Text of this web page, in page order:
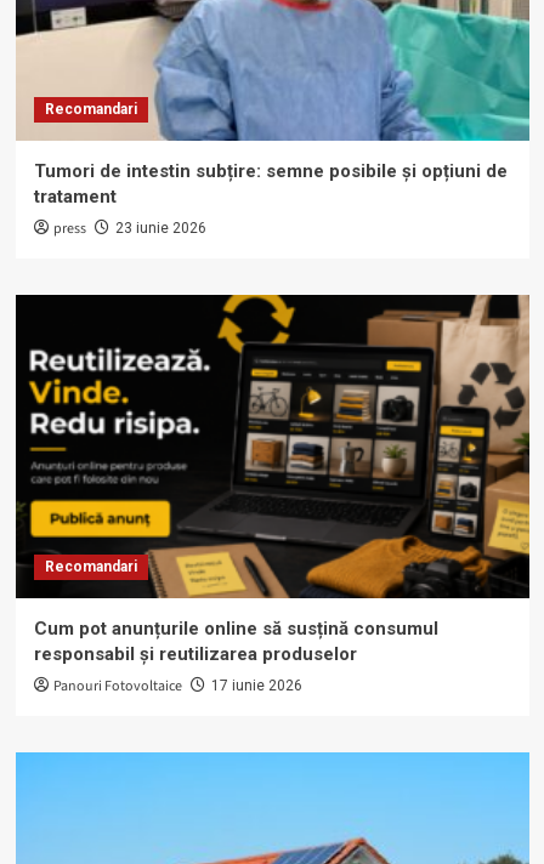
Recomandari
Tumori de intestin subțire: semne posibile și opțiuni de
tratament
press 23 iunie 2026
Recomandari
Cum pot anunțurile online să susțină consumul
responsabil și reutilizarea produselor
Panouri Fotovoltaice 17 iunie 2026